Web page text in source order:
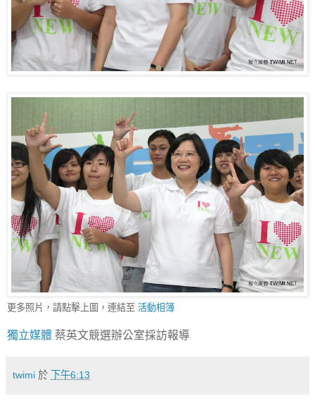
更多照片，請點擊上圖，連結至 活動相簿
獨立媒體 蔡英文競選辦公室採訪報導
twimi 於 下午6:13